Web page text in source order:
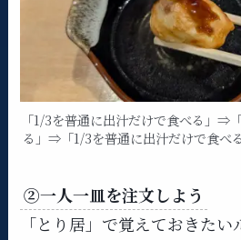
「1/3を普通に出汁だけで食べる」⇒
る」⇒「1/3を普通に出汁だけで食べ
②一人一皿を注文しよう
「とり居」で覚えておきたい